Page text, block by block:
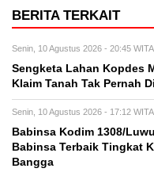
BERITA TERKAIT
Senin, 10 Agustus 2026 - 20:45 WITA
Sengketa Lahan Kopdes
Klaim Tanah Tak Pernah
Senin, 10 Agustus 2026 - 17:12 WITA
Babinsa Kodim 1308/
Babinsa Terbaik Tingkat
Bangga